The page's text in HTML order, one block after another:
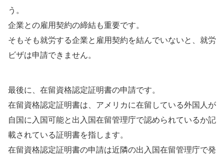
う。
企業との雇用契約の締結も重要です。
そもそも就労する企業と雇用契約を結んでいないと、就労
ビザは申請できません。
最後に、在留資格認定証明書の申請です。
在留資格認定証明書は、アメリカに在留している外国人が
自国に入国可能と出入国在留管理庁で認められているか記
載されている証明書を指します。
在留資格認定証明書の申請は近隣の出入国在留管理庁で発